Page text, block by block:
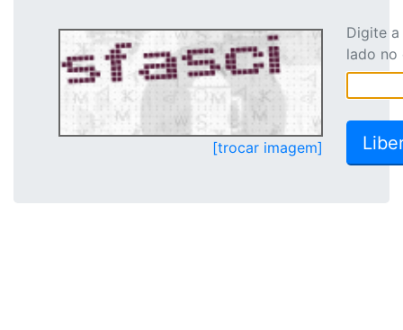
[trocar imagem]
Digite
lado no